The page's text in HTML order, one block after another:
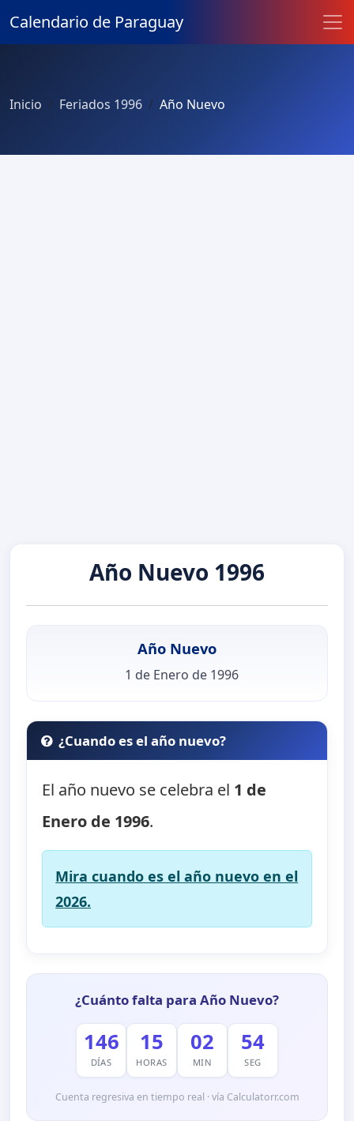
Calendario de Paraguay
Inicio Feriados 1996 Año Nuevo
Año Nuevo 1996
Año Nuevo
1 de Enero de 1996
¿Cuando es el año nuevo?
El año nuevo se celebra el 1 de
Enero de 1996.
Mira cuando es el año nuevo en el
2026.
¿Cuánto falta para Año Nuevo?
146
DÍAS
15
HORAS
02
MIN
54
SEG
Cuenta regresiva en tiempo real · vía Calculatorr.com